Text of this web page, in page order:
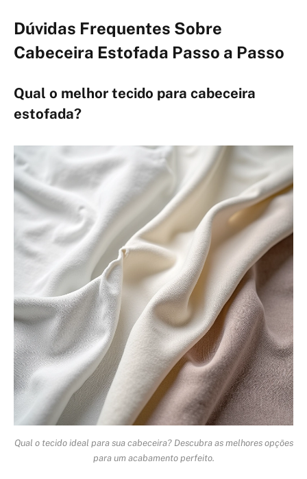
Dúvidas Frequentes Sobre
Cabeceira Estofada Passo a Passo
Qual o melhor tecido para cabeceira
estofada?
Qual o tecido ideal para sua cabeceira? Descubra as melhores opções
para um acabamento perfeito.